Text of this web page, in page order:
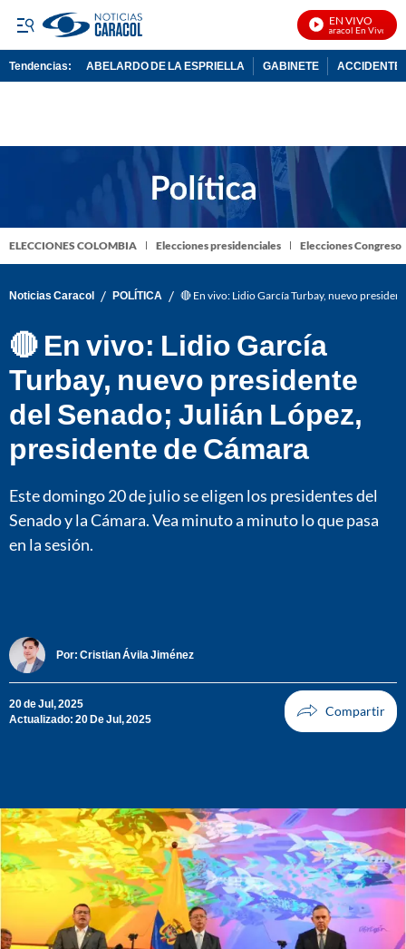
EN VIVO
Noticias Caracol En Vivo
Tendencias: ABELARDO DE LA ESPRIELLA GABINETE ACCIDENTE
ELECCIONES COLOMBIA Elecciones presidenciales Elecciones Congreso
Noticias Caracol / POLÍTICA / 🔴 En vivo: Lidio García Turbay, nuevo
🔴 En vivo: Lidio García
Turbay, nuevo presidente
del Senado; Julián López,
presidente de Cámara
Este domingo 20 de julio se eligen los presidentes del
Senado y la Cámara. Vea minuto a minuto lo que pasa
en la sesión.
Por: Cristian Ávila Jiménez
20 de Jul, 2025
Actualizado: 20 De Jul, 2025